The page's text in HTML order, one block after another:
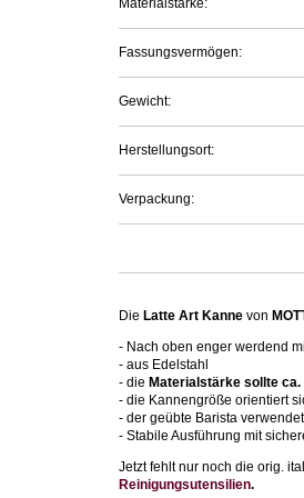
Materialstärke:
Fassungsvermögen:
Gewicht:
Herstellungsort:
Verpackung:
Die Latte Art Kanne von
- Nach oben enger werdend
- aus Edelstahl
- die Materialstärke sollte ca.
- die Kannengröße orientiert
- der geübte Barista
- Stabile Ausführung mit
Jetzt fehlt nur noch die orig.
Reinigungsutensilien.